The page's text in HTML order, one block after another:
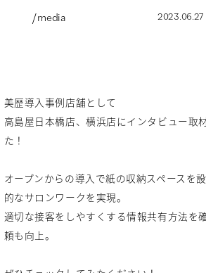
/ media 2023.06.27
美歴導入事例店舗として
高島屋日本橋店、横浜店にインタビュー取
た！
オープンからの導入で紙の収納スペースを
的なサロンワークを実現。
適切な接客をしやすくする情報共有方法を
頼も向上。